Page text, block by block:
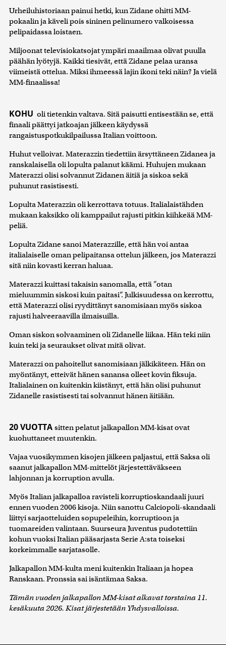
Urheiluhistoriaan painui hetki, kun Zidane ohitti MM-
pokaalin ja käveli pois sininen pelinumero valkoisessa
pelipaidassa loistaen.
Miljoonat televisiokatsojat ympäri maailmaa olivat puulla
päähän lyötyjä. Kaikki tiesivät, että Zidane pelaa uransa
viimeistä ottelua. Miksi ihmeessä lajin ikoni teki näin? Ja vielä
MM-finaalissa!
KOHU oli tietenkin valtava. Sitä paisutti entisestään se, että
finaali päättyi jatkoajan jälkeen käydyssä
rangaistuspotkukilpailussa Italian voittoon.
Huhut velloivat. Materazzin tiedettiin ärsyttäneen Zidanea ja
ranskalaisella oli lopulta palanut käämi. Huhujen mukaan
Materazzi olisi solvannut Zidanen äitiä ja siskoa sekä
puhunut rasistisesti.
Lopulta Materazzin oli kerrottava totuus. Italialaistähden
mukaan kaksikko oli kamppailut rajusti pitkin kiihkeää MM-
peliä.
Lopulta Zidane sanoi Materazzille, että hän voi antaa
italialaiselle oman pelipaitansa ottelun jälkeen, jos Materazzi
sitä niin kovasti kerran haluaa.
Materazzi kuittasi takaisin sanomalla, että ”otan
mieluummin siskosi kuin paitasi”. Julkisuudessa on kerrottu,
että Materazzi olisi ryydittänyt sanomisiaan myös siskoa
rajusti halveeraavilla ilmaisuilla.
Oman siskon solvaaminen oli Zidanelle liikaa. Hän teki niin
kuin teki ja seuraukset olivat mitä olivat.
Materazzi on pahoitellut sanomisiaan jälkikäteen. Hän on
myöntänyt, etteivät hänen sanansa olleet kovin fiksuja.
Italialainen on kuitenkin kiistänyt, että hän olisi puhunut
Zidanelle rasistisesti tai solvannut hänen äitiään.
20 VUOTTA sitten pelatut jalkapallon MM-kisat ovat
kuohuttaneet muutenkin.
Vajaa vuosikymmen kisojen jälkeen paljastui, että Saksa oli
saanut jalkapallon MM-mittelöt järjestettäväkseen
lahjonnan ja korruption avulla.
Myös Italian jalkapalloa ravisteli korruptioskandaali juuri
ennen vuoden 2006 kisoja. Niin sanottu Calciopoli-skandaali
liittyi sarjaotteluiden sopupeleihin, korruptioon ja
tuomareiden valintaan. Suurseura Juventus pudotettiin
kohun vuoksi Italian pääsarjasta Serie A:sta toiseksi
korkeimmalle sarjatasolle.
Jalkapallon MM-kulta meni kuitenkin Italiaan ja hopea
Ranskaan. Pronssia sai isäntämaa Saksa.
Tämän vuoden jalkapallon MM-kisat alkavat torstaina 11.
kesäkuuta 2026. Kisat järjestetään Yhdysvalloissa.